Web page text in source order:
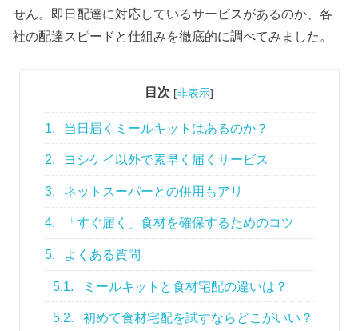
せん。即日配達に対応しているサービスがあるのか、各
社の配達スピードと仕組みを徹底的に調べてみました。
目次 [非表示]
1. 当日届くミールキットはあるのか？
2. ヨシケイ以外で素早く届くサービス
3. ネットスーパーとの併用もアリ
4. 「すぐ届く」食材を確保するためのコツ
5. よくある質問
5.1. ミールキットと食材宅配の違いは？
5.2. 初めて食材宅配を試すならどこがいい？